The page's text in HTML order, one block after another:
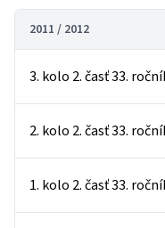
2011 / 2012
3. kolo 2. časť 33.
2. kolo 2. časť 33.
1. kolo 2. časť 33.